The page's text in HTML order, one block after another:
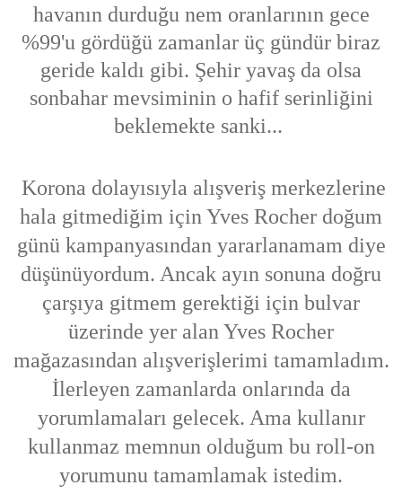
havanın durduğu nem oranlarının gece
%99'u gördüğü zamanlar üç gündür biraz
geride kaldı gibi. Şehir yavaş da olsa
sonbahar mevsiminin o hafif serinliğini
beklemekte sanki...
Korona dolayısıyla alışveriş merkezlerine
hala gitmediğim için Yves Rocher doğum
günü kampanyasından yararlanamam diye
düşünüyordum. Ancak ayın sonuna doğru
çarşıya gitmem gerektiği için bulvar
üzerinde yer alan Yves Rocher
mağazasından alışverişlerimi tamamladım.
İlerleyen zamanlarda onlarında da
yorumlamaları gelecek. Ama kullanır
kullanmaz memnun olduğum bu roll-on
yorumunu tamamlamak istedim.